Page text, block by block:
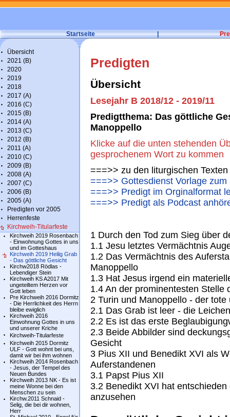
Startseite |
Übersicht
2021 (B)
2020
2019
2018
2017 (A)
2016 (C)
2015 (B)
2014 (A)
2013 (C)
2012 (B)
2011 (A)
2010 (C)
2009 (B)
2008 (A)
2007 (C)
2006 (B)
2005 (A)
Predigten vor 2005
Herrenfeste
Kirchweih-Titularfeste
Kirchweih 2019 Rosenbach
- Einwohnung Gottes in uns
und im Gotteshaus
Kirchweih 2019 Heilig Grab
- Das göttliche Gesicht
Kirchw2018 Rödlas -
Lebendiger Stein
Kirchweih KS A2017 Mit
ungeteiltem Herzen vor
Gott leben
Pre Kirchweih 2016 Dormitz
- Die Herrlichkeit des Herrn
bleibe ewiglich
Kirchweih 2016
Einwohnung Gottes in uns
und unserer Kriche
Kirchweih-Titularfeste
Kirchweih 2015 Dormitz
ULF - Gott wohnt bei uns,
damit wir bei ihm wohnen
Kirchweih 2014 Rosenbach
- Jesus, der Tempel des
Neuen Bundes
Kirchweih 2013 NK - Es ist
meine Wonne bei den
Menschen zu sein
Kirchw.2011 Schnaid -
Selig, die bei dir wohnen,
Herr
Predigten
Übersicht
Lesejahr B 2018/12 - 2019/11
Predigtthema: Das göttliche
Manoppello
Klicke auf die unten stehenden
gesprochenem Wort zu kommen
===>> zu den liturgischen Texten
===>> Gottesdienst Vorlage
===>> Predigt im Orginalformat
===>> Predigt als Podcast
1 Durch den Tod zum Sieg über
1.1 Jesu letztes Vermächtnis
1.2 Das Vermächtnis des
Manoppello
1.3 Hat Jesus irgend ein
1.4 An der prominentesten Stelle
2 Turin und Manoppello - der
2.1 Das Grab ist leer - die
2.2 Es ist das erste
2.3 Beide Abbilder sind
Gesicht
3 Pius XII und Benedikt XVI als
Auferstandenen
3.1 Papst Pius XII
3.2 Benedikt XVI hat
anzusehen